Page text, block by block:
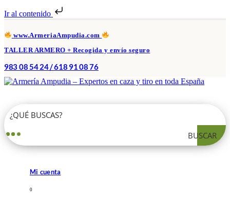
Ir al contenido
www.ArmeriaAmpudia.com
TALLER ARMERO + Recogida y envío seguro
983 08 54 24 / 618 91 08 76
BUSCAR
Mi cuenta
0